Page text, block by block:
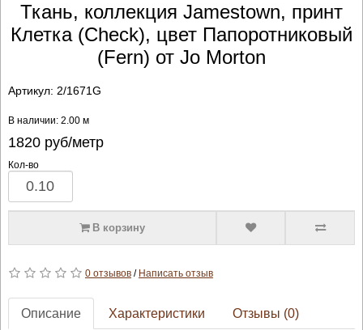
Ткань, коллекция Jamestown, принт
Клетка (Check), цвет Папоротниковый
(Fern) от Jo Morton
Артикул: 2/1671G
В наличии: 2.00 м
1820руб/метр
Кол-во
В корзину
0 отзывов/ Написать отзыв
Описание Характеристики Отзывы (0)